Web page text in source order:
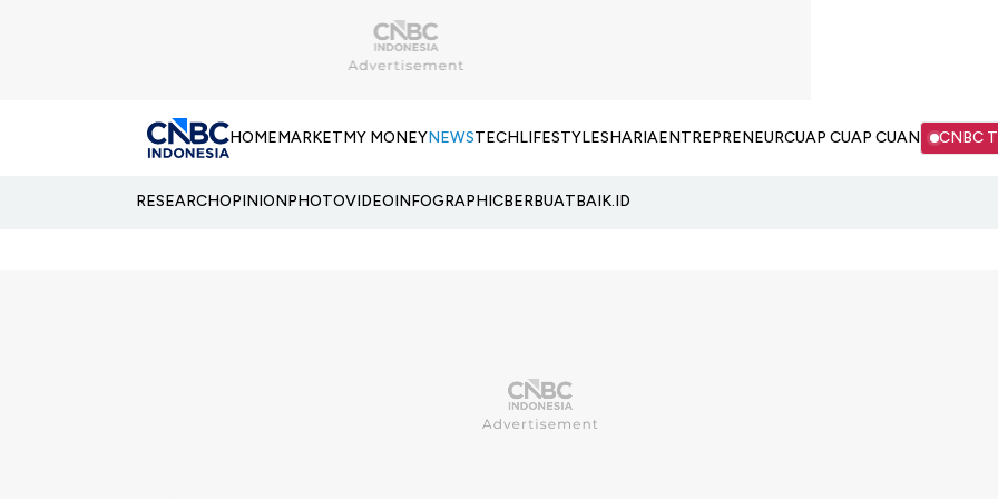
HOMEMARKETMY MONEYNEWSTECHLIFESTYLESHARIAENTREPRENEURCUAP CUAP CUAN CNBC
RESEARCHOPINIONPHOTOVIDEOINFOGRAPHICBERBUATBAIK.ID